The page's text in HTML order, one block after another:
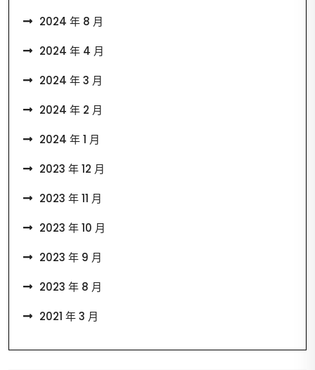
2024 年 8 月
2024 年 4 月
2024 年 3 月
2024 年 2 月
2024 年 1 月
2023 年 12 月
2023 年 11 月
2023 年 10 月
2023 年 9 月
2023 年 8 月
2021 年 3 月